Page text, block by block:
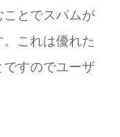
とでスパムが
これは優れた
ですのでユーザ